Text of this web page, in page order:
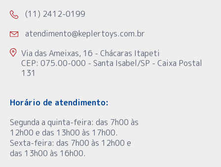
(11) 2412-0199
atendimento@keplertoys.com.br
Via das Ameixas, 16 - Chácaras Itapeti
CEP: 075.00-000 - Santa Isabel/SP - Caixa Postal
131
Horário de atendimento:
Segunda a quinta-feira: das 7h00 às
12h00 e das 13h00 às 17h00.
Sexta-feira: das 7h00 às 12h00 e
das 13h00 às 16h00.